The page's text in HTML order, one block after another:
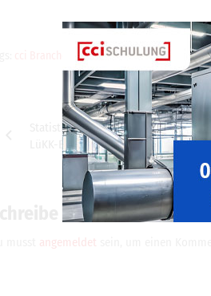
cci Branchenticker
Beitragsnavigation
Statistik ZDH: Lehrlingszahlen in
LüKK-Berufen 2019
Schreibe einen Kommentar
angemeldet